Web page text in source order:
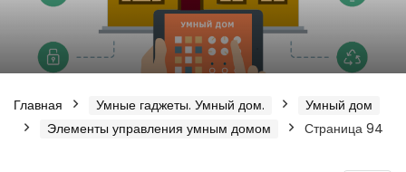
Главная Умные гаджеты. Умный дом.
Умный дом
Элементы управления умным домом
Страница 94